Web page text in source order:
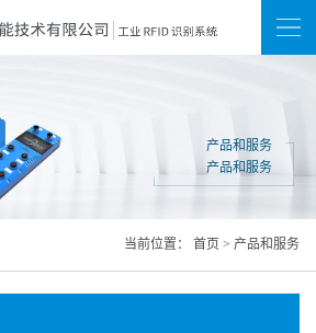
新闻
网站地图
产品和服务
产品和服务
当前位置： 首页 > 产品和服务